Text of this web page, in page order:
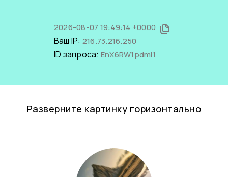
2026-08-07 19:49:14 +0000
Ваш IP: 216.73.216.250
ID запроса: EnX6RW1pdmI1
Разверните картинку горизонтально